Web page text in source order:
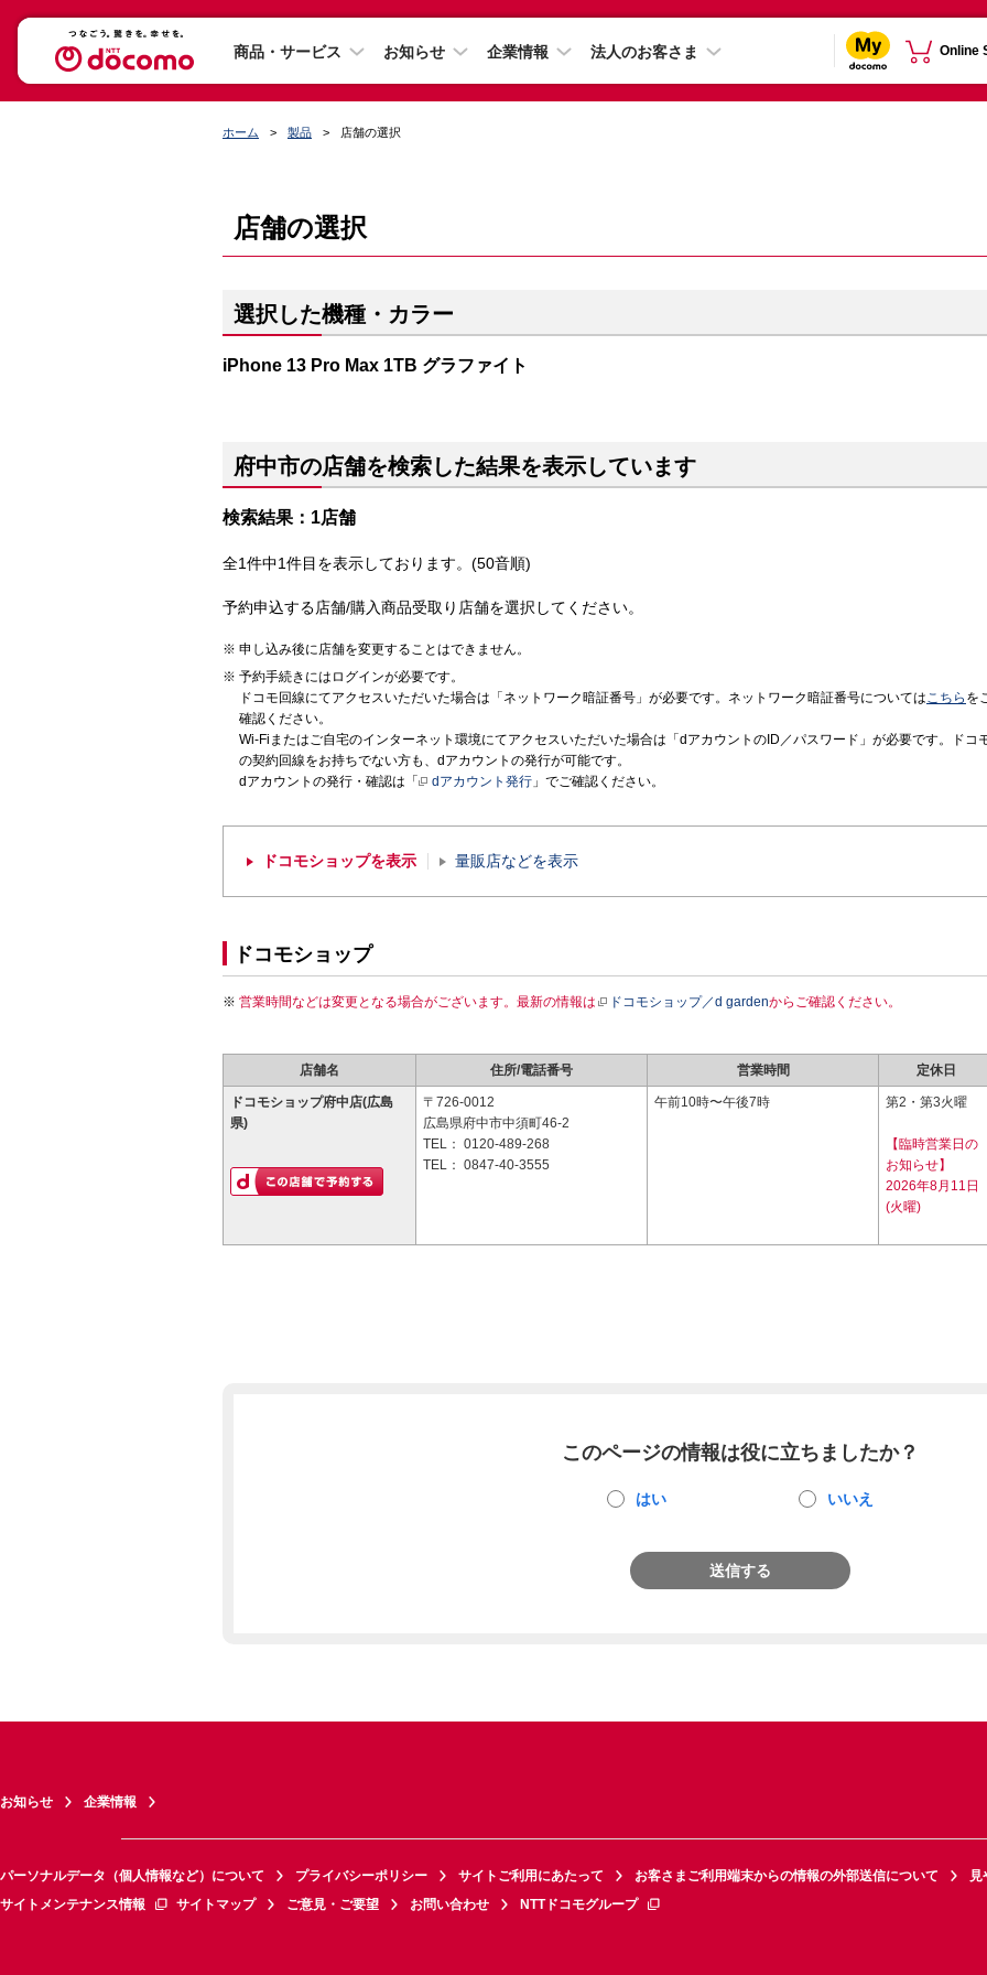
商品・サービス お知らせ 企業情報 法人のお客さま Online
ホーム 製品 店舗の選択
店舗の選択
選択した機種・カラー
iPhone 13 Pro Max 1TB グラファイト
府中市の店舗を検索した結果を表示しています
検索結果：1店舗
全1件中1件目を表示しております。(50音順)
予約申込する店舗/購入商品受取り店舗を選択してください。
申し込み後に店舗を変更することはできません。
予約手続きにはログインが必要です。
ドコモ回線にてアクセスいただいた場合は「ネットワーク暗証番号」が必要です。ネットワーク暗証番号についてはこちら を
確認ください。
Wi-Fiまたはご自宅のインターネット環境にてアクセスいただいた場合は「dアカウントのID／パスワード」が必要です。ドコ
の契約回線をお持ちでない方も、dアカウントの発行が可能です。
dアカウントの発行・確認は「
dアカウント発行 」でご確認ください。
ドコモショップを表示 量販店などを表示
ドコモショップ
営業時間などは変更となる場合がございます。最新の情報は ドコモショップ／d gardenからご確認ください。
店舗名 住所/電話番号 営業時間 定休日
ドコモショップ府中店(広島
県)
〒726-0012
広島県府中市中須町46-2
TEL： 0120-489-268
TEL： 0847-40-3555
午前10時〜午後7時 第2・第3火曜
【臨時営業日の
お知らせ】
2026年8月11日
(火曜)
このページの情報は役に立ちましたか？
はい いいえ
送信する
お知らせ 企業情報
パーソナルデータ（個人情報など）について プライバシーポリシー サイトご利用にあたって お客さまご利用端末からの情報の外部送信について
見
サイトメンテナンス情報
サイトマップ ご意見・ご要望 お問い合わせ NTTドコモグループ